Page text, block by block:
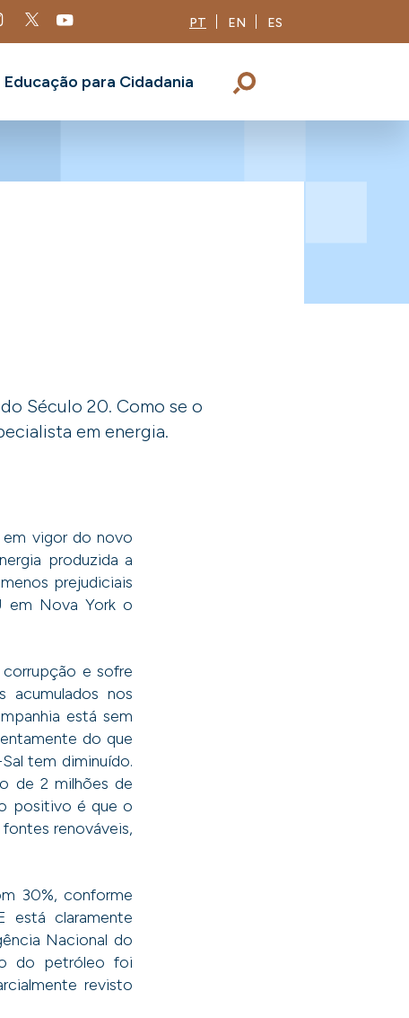
PT EN ES
Educação para Cidadania
Século 20. Como se o
em energia.
vigor do novo
produzida a
prejudiciais
em Nova York o
e sofre
acumulados nos
está sem
do que
tem diminuído.
de 2 milhões de
positivo é que o
renováveis,
30%, conforme
está claramente
Nacional do
do petróleo foi
revisto